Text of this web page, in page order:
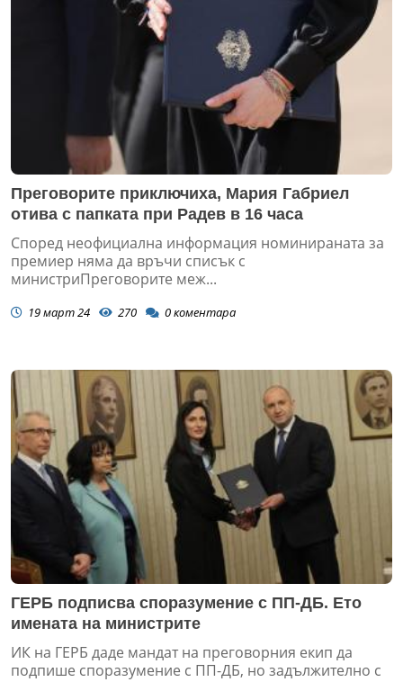
Преговорите приключиха, Мария Габриел
отива с папката при Радев в 16 часа
Според неофициална информация номинираната за
премиер няма да връчи списък с
министриПреговорите меж...
19 март 24 270 0коментара
ГЕРБ подписва споразумение с ПП-ДБ. Ето
имената на министрите
ИК на ГЕРБ даде мандат на преговорния екип да
подпише споразумение с ПП-ДБ, но задължително с